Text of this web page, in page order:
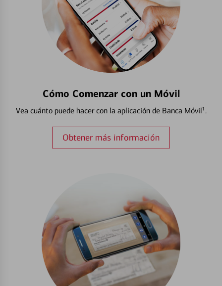
Cómo Comenzar con un Móvil
Vea cuánto puede hacer con la aplicación de Banca Móvil¹.
Obtener más información